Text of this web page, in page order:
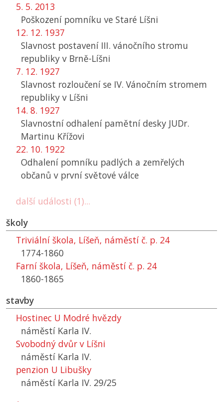
5. 5. 2013
Poškození pomníku ve Staré Líšni
12. 12. 1937
Slavnost postavení III. vánočního stromu
republiky v Brně-Líšni
7. 12. 1927
Slavnost rozloučení se IV. Vánočním stromem
republiky v Líšni
14. 8. 1927
Slavnostní odhalení pamětní desky JUDr.
Martinu Křížovi
22. 10. 1922
Odhalení pomníku padlých a zemřelých
občanů v první světové válce
další události (1)...
školy
Triviální škola, Líšeň, náměstí č. p. 24
1774-1860
Farní škola, Líšeň, náměstí č. p. 24
1860-1865
stavby
Hostinec U Modré hvězdy
náměstí Karla IV.
Svobodný dvůr v Líšni
náměstí Karla IV.
penzion U Libušky
náměstí Karla IV. 29/25